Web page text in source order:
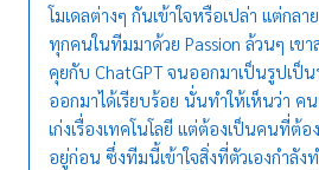
โมเดลต่างๆ กันเข้าใจหรือเปล่า แต่กล
ทุกคนในทีมมาด้วย Passion ล้วนๆ เข
คุยกับ ChatGPT จนออกมาเป็นรูปเป็น
ออกมาได้เรียบร้อย นั่นทำให้เห็นว่า ค
เก่งเรื่องเทคโนโลยี แต่ต้องเป็นคนที่ต้อ
อยู่ก่อน ซึ่งทีมนี้เข้าใจสิ่งที่ตัวเองกำลัง